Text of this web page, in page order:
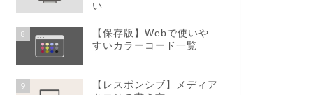
い
8
【保存版】Webで使いや
すいカラーコード一覧
9
【レスポンシブ】メディア